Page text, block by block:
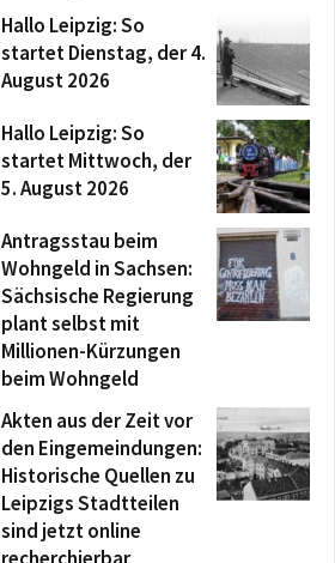
Hallo Leipzig: So
startet Dienstag, der 4.
August 2026
Hallo Leipzig: So
startet Mittwoch, der
5. August 2026
Antragsstau beim
Wohngeld in Sachsen:
Sächsische Regierung
plant selbst mit
Millionen-Kürzungen
beim Wohngeld
Akten aus der Zeit vor
den Eingemeindungen:
Historische Quellen zu
Leipzigs Stadtteilen
sind jetzt online